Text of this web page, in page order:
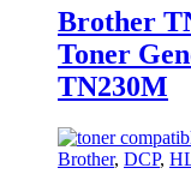
Brother
Toner
TN230M
Brother, DCP,